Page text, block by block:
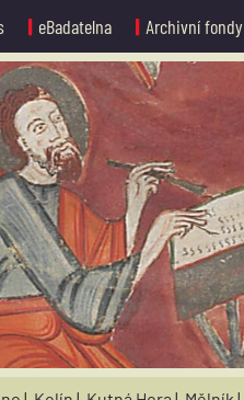
eBadatelna Archivní fondy